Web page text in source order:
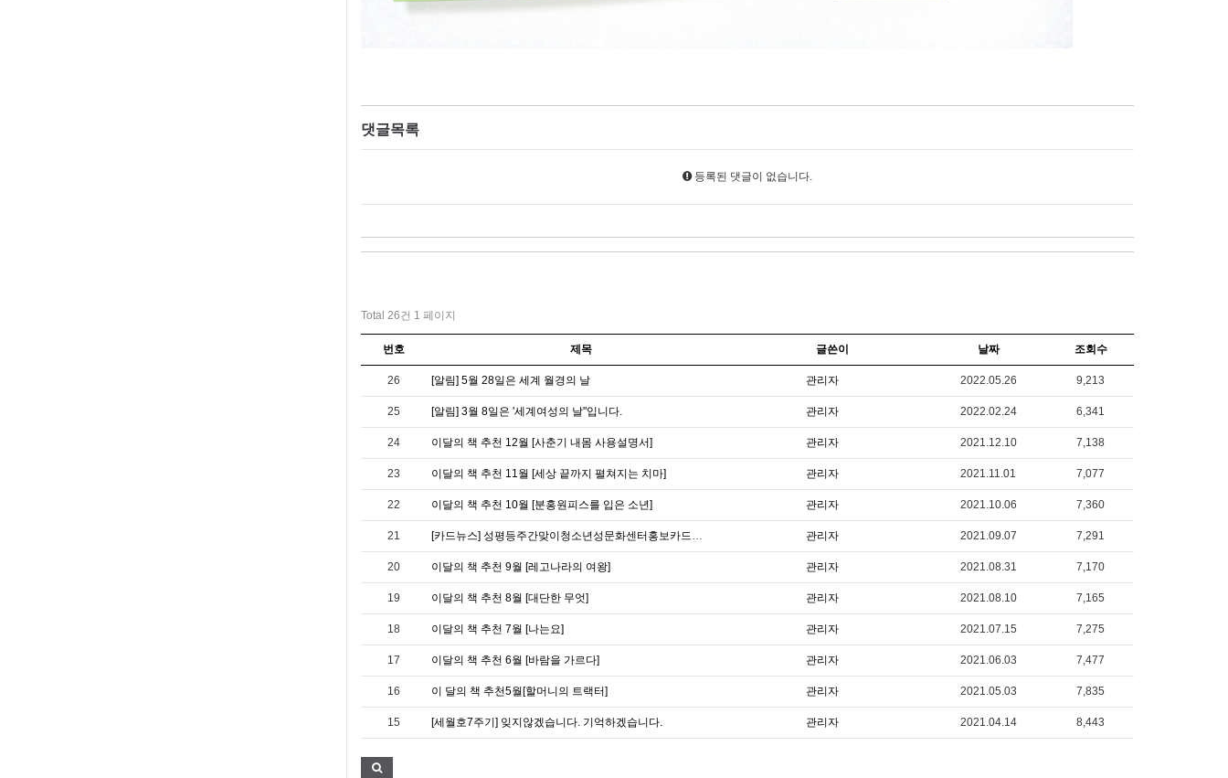
댓글목록
등록된 댓글이 없습니다.
Total 26건 1 페이지
번호 제목 글쓴이 날짜 조회수
26 [알림] 5월 28일은 세계 월경의 날 관리자 2022.05.26 9,213
25 [알림] 3월 8일은 '세계여성의 날"입니다. 관리자 2022.02.24 6,341
24 이달의 책 추천 12월 [사춘기 내몸 사용설명서] 관리자 2021.12.10 7,138
23 이달의 책 추천 11월 [세상 끝까지 펼쳐지는 치마] 관리자 2021.11.01 7,077
22 이달의 책 추천 10월 [분홍원피스를 입은 소년] 관리자 2021.10.06 7,360
21 [카드뉴스] 성평등주간맞이청소년성문화센터홍보카드뉴스 관리자 2021.09.07 7,291
20 이달의 책 추천 9월 [레고나라의 여왕] 관리자 2021.08.31 7,170
19 이달의 책 추천 8월 [대단한 무엇] 관리자 2021.08.10 7,165
18 이달의 책 추천 7월 [나는요] 관리자 2021.07.15 7,275
17 이달의 책 추천 6월 [바람을 가르다] 관리자 2021.06.03 7,477
16 이 달의 책 추천5월[할머니의 트랙터] 관리자 2021.05.03 7,835
15 [세월호7주기] 잊지않겠습니다. 기억하겠습니다. 관리자 2021.04.14 8,443